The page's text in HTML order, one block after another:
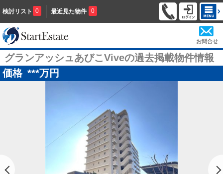
検討リスト 0 最近見た物件 0
お問合せ
グランアッシュあびこViveの過去掲載物件情報
価格 ***万円